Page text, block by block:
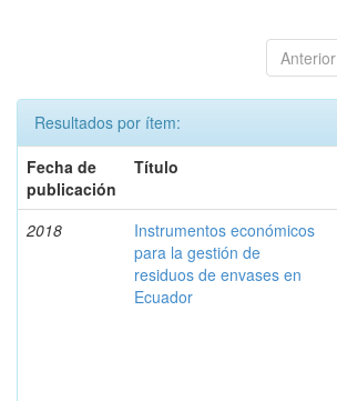
Anterior
Resultados por ítem:
Fecha de
publicación
Título
2018
Instrumentos económicos
para la gestión de
residuos de envases en
Ecuador